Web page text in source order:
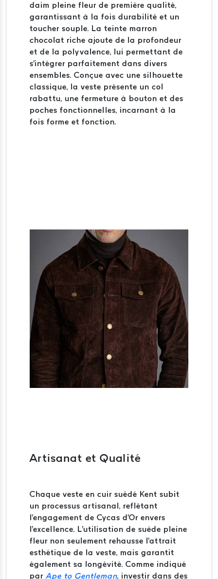
daim pleine fleur de première qualité,
garantissant à la fois durabilité et un
toucher souple. La teinte marron
chocolat riche ajoute de la profondeur
et de la polyvalence, lui permettant de
s'intégrer parfaitement dans divers
ensembles. Conçue avec une silhouette
classique, la veste présente un col
rabattu, une fermeture à bouton et des
poches fonctionnelles, incarnant à la
fois forme et fonction.
Artisanat et Qualité
Chaque veste en cuir suédé Kent subit
un processus artisanal, reflétant
l'engagement de Cycas d'Or envers
l'excellence. L'utilisation de suède pleine
fleur non seulement rehausse l'attrait
esthétique de la veste, mais garantit
également sa longévité. Comme indiqué
par Ape to Gentleman, investir dans des